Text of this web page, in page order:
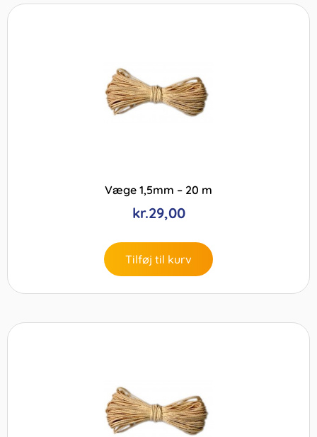
Væge 1,5mm – 20 m
kr.29,00
Tilføj til kurv